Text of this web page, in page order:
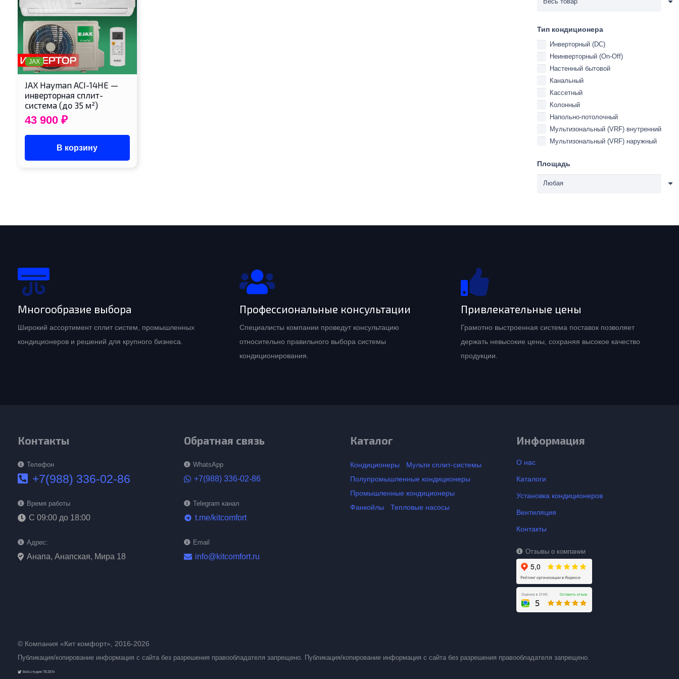
JAX
JAX Hayman ACI-14HE —
инверторная сплит-
система (до 35 м²)
43 900 ₽
В корзину
Тип кондиционера
Инверторный (DC)
Неинверторный (On-Off)
Настенный бытовой
Канальный
Кассетный
Колонный
Напольно-потолочный
Мультизональный (VRF) внутренний
Мультизональный (VRF) наружный
Площадь
Многообразие выбора
Широкий ассортимент сплит систем, промышленных
кондиционеров и решений для крупного бизнеса.
Профессиональные консультации
Специалисты компании проведут консультацию
относительно правильного выбора системы
кондиционирования.
Привлекательные цены
Грамотно выстроенная система поставок позволяет
держать невысокие цены, сохраняя высокое качество
продукции.
Контакты
Телефон
+7(988) 336-02-86
Время работы
С 09:00 до 18:00
Адрес:
Анапа, Анапская, Мира 18
Обратная связь
WhatsApp
+7(988) 336-02-86
Telegram канал
telegram t.me/kitcomfort
Email
info@kitcomfort.ru
Каталог
Кондиционеры
Мульти сплит-системы
Полупромышленные кондиционеры
Промышленные кондиционеры
Фанкойлы
Тепловые насосы
Информация
О нас
Каталоги
Установка кондиционеров
Вентиляция
Контакты
Отзывы о компании
© Компания «Кит комфорт», 2016-2026
Публикация/копирование информация с сайта без разрешения правообладателя запрещено. Публикация/копирование информация с сайта без разрешения правообладателя запрещено.
Веб-студия TEZEN